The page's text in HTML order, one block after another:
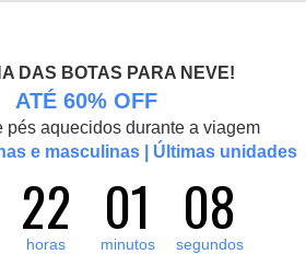
DAS BOTAS PARA NEVE!
ATÉ 60% OFF
pés aquecidos durante a viagem
e masculinas | Últimas unidades
22
horas 01
minutos 07
segundos
Cachecol